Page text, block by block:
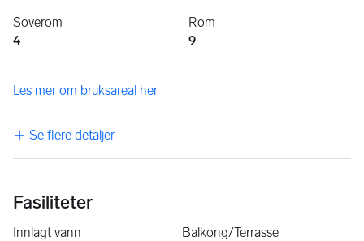
Soverom
4
Rom
9
Les mer om bruksareal her
Se flere detaljer
Fasiliteter
Innlagt vann
Balkong/Terrasse